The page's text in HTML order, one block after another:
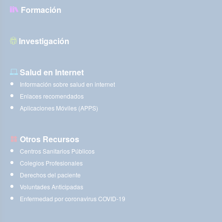
Formación
Investigación
Salud en Internet
Información sobre salud en internet
Enlaces recomendados
Aplicaciones Móviles (APPS)
Otros Recursos
Centros Sanitarios Públicos
Colegios Profesionales
Derechos del paciente
Voluntades Anticipadas
Enfermedad por coronavirus COVID-19